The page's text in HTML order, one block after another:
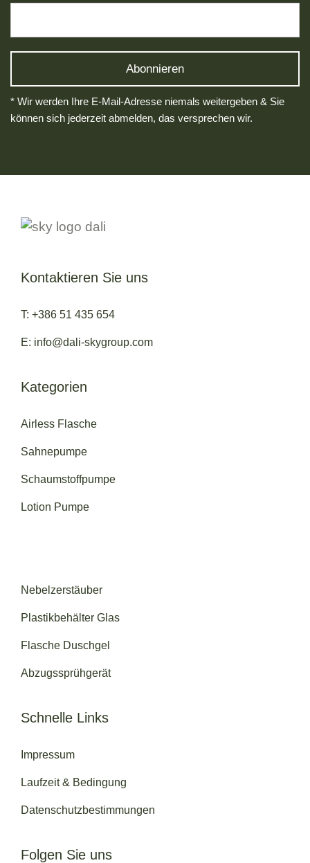
* Wir werden Ihre E-Mail-Adresse niemals weitergeben & Sie
können sich jederzeit abmelden, das versprechen wir.
Kontaktieren Sie uns
T: +386 51 435 654
E: info@dali-skygroup.com
Kategorien
Airless Flasche
Sahnepumpe
Schaumstoffpumpe
Lotion Pumpe
Nebelzerstäuber
Plastikbehälter Glas
Flasche Duschgel
Abzugssprühgerät
Schnelle Links
Impressum
Laufzeit & Bedingung
Datenschutzbestimmungen
Folgen Sie uns